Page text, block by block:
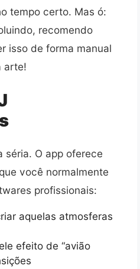
tempo certo. Mas ó:
recomendo
isso de forma manual
arte!
séria. O app oferece
você normalmente
profissionais:
aquelas atmosferas
efeito de “avião